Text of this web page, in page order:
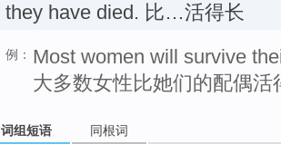
they have died. 比…活得长
例： Most women will survive
大多数女性比她们的配偶活
词组短语 同根词